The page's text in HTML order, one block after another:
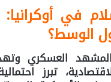
في
الوسط؟
العسكري
تبرز